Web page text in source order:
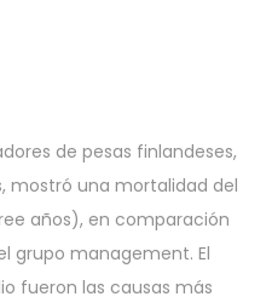
de pesas finlandeses,
mostró una mortalidad del
años), en comparación
grupo management. El
fueron las causas más